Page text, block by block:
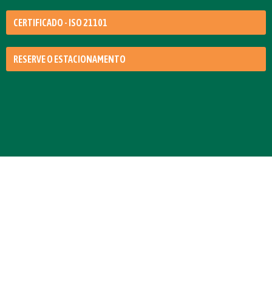
CERTIFICADO - ISO 21101
RESERVE O ESTACIONAMENTO